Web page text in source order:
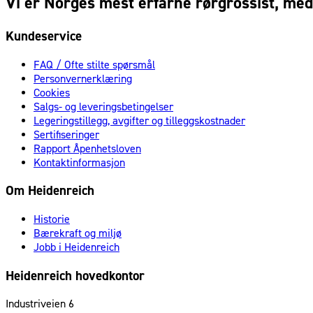
Kundeservice
FAQ / Ofte stilte spørsmål
Personvernerklæring
Cookies
Salgs- og leveringsbetingelser
Legeringstillegg, avgifter og tilleggskostnader
Sertifiseringer
Rapport Åpenhetsloven
Kontaktinformasjon
Om Heidenreich
Historie
Bærekraft og miljø
Jobb i Heidenreich
Heidenreich hovedkontor
Industriveien 6